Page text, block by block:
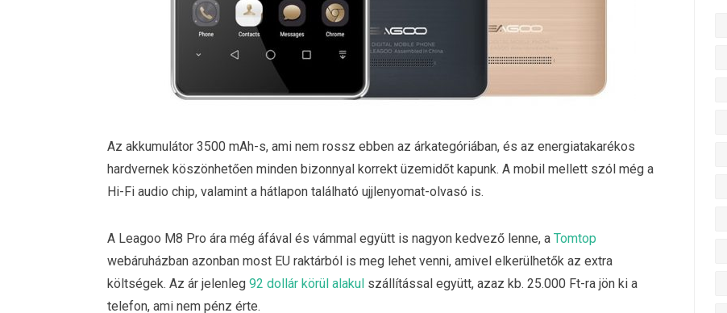
Az akkumulátor 3500 mAh-s, ami nem rossz ebben az árkategóriában, és az energiatakarékos
hardvernek köszönhetően minden bizonnyal korrekt üzemidőt kapunk. A mobil mellett szól még a
Hi-Fi audio chip, valamint a hátlapon található ujjlenyomat-olvasó is.
A Leagoo M8 Pro ára még áfával és vámmal együtt is nagyon kedvező lenne, a Tomtop
webáruházban azonban most EU raktárból is meg lehet venni, amivel elkerülhetők az extra
költségek. Az ár jelenleg 92 dollár körül alakul szállítással együtt, azaz kb. 25.000 Ft-ra jön ki a
telefon, ami nem pénz érte.